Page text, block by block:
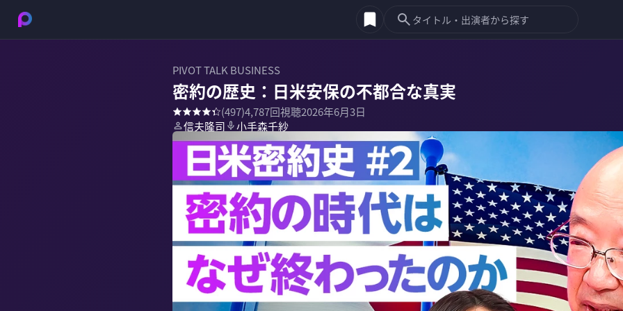
PIVOT TALK BUSINESS
密約の歴史：日米安保の不都合な真実
(497)4,787回視聴2026年6月3日
信夫隆司
小手森千紗